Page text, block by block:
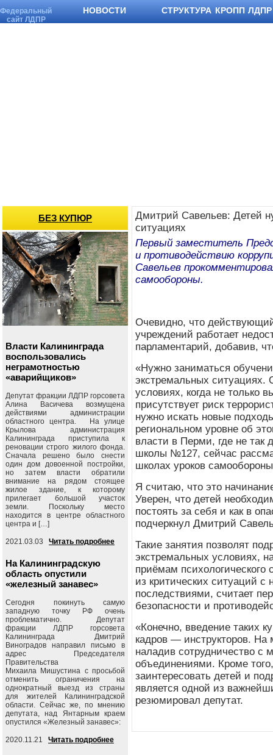
Федеральный
сайт ЛДПР
НОВОСТИ СТРУКТУРА КРОПП ЛДПР
Дмитрий Савельев: Детей
ситуациях
Первый заместитель
и противодействию
Савельев
самообороны.
Очевидно, что
учреждений работает
парламентарий, добавив,
«Нужно заниматься
экстремальных
условиях, когда не только
присутствует риск
нужно искать новые
региональном уровне об
власти в Перми, где не так
школы №127, сейчас
школах уроков
Я считаю, что это
Уверен, что детей
постоять за себя и как в
подчеркнул Дмитрий
Такие занятия позволят
экстремальных условиях,
приёмам психологического
из критических ситуаций
последствиями, считает
безопасности и
«Конечно, введение таких
кадров — инструкторов.
наладив сотрудничество с
объединениями. Кроме
заинтересовать детей и
является одной из
резюмировал депутат.
БЕЗ КУПЮР
Власти Калининграда
воспользовались
неграмотностью
«аварийщиков»
Депутат фракции ЛДПР горсовета
Алина Васичева возмущена
действиями администрации
областного центра. На улице
Крылова администрация
Калининграда приступила к
реновации строго жилого фонда.
Сначала решено было снести
один дом довоенной постройки,
но затем власти обратили
внимание на рядом стоящее
жилое здание, к которому
прилегает большой участок
земли. Поскольку место
находится в центре областного
центра и […]
2021.03.03 Читать подробнее
На Калининградскую
область опустили
«железный занавес»
Сегодня покинуть самую
западную точку РФ очень
проблематично. Депутат
фракции ЛДПР горсовета
Калининграда Дмитрий
Виноградов направил письмо в
адрес Председателя
Правительства
Михаила Мишустина с просьбой
отменить ограничения на
однократный выезд из страны
для жителей Калининградской
области. Сейчас же, по мнению
депутата, над Янтарным краем
опустился «Железный занавес»:
2020.11.21 Читать подробнее